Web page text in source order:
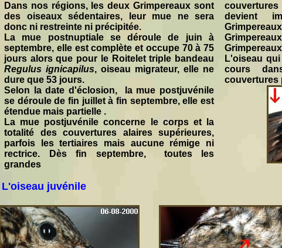
Dans nos régions, les deux Grimpereaux sont
des oiseaux sédentaires, leur mue ne sera
donc ni restreinte ni précipitée.
La mue postnuptiale se déroule de juin à
septembre, elle est complète et occupe 70 à 75
jours alors que pour le Roitelet triple bandeau
Regulus ignicapilus, oiseau migrateur, elle ne
dure que 53 jours.
Selon la date d'éclosion, la mue postjuvénile
se déroule de fin juillet à fin septembre, elle est
étendue mais partielle .
La mue postjuvénile concerne le corps et la
totalité des couvertures alaires supérieures,
parfois les tertiaires mais aucune rémige ni
rectrice. Dès fin septembre, toutes les
grandes
devient
L'oiseau
cours
couvertures
L'oiseau juvénile